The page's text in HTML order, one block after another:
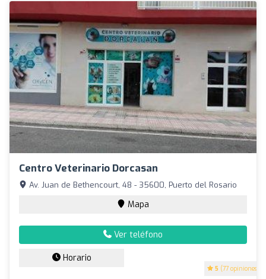
Centro Veterinario Dorcasan
5 (77 opiniones)
Av. Juan de Bethencourt, 48 - 35600, Puerto del Rosario
Mapa
Ver teléfono
Horario